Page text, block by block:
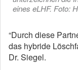
eines eLHF. Foto:
“Durch diese
das hybride
Dr. Siegel.